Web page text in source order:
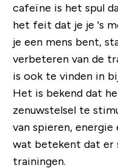
cafeïne is het spul
het feit dat je je 's
je een mens bent,
verbeteren van de
is ook te vinden in
Het is bekend dat
zenuwstelsel te
van spieren,
wat betekent dat er
trainingen.